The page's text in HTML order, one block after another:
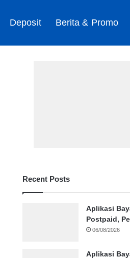
Deposit Berita & Promo
Recent Posts
Aplikasi
Postpaid,
06/08/2026
Aplikasi